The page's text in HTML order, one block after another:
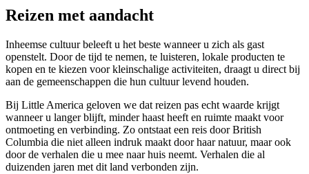
Reizen met aandacht
Inheemse cultuur beleeft u het beste wanneer u zich als gast
openstelt. Door de tijd te nemen, te luisteren, lokale producten te
kopen en te kiezen voor kleinschalige activiteiten, draagt u direct bij
aan de gemeenschappen die hun cultuur levend houden.
Bij Little America geloven we dat reizen pas echt waarde krijgt
wanneer u langer blijft, minder haast heeft en ruimte maakt voor
ontmoeting en verbinding. Zo ontstaat een reis door British
Columbia die niet alleen indruk maakt door haar natuur, maar ook
door de verhalen die u mee naar huis neemt. Verhalen die al
duizenden jaren met dit land verbonden zijn.